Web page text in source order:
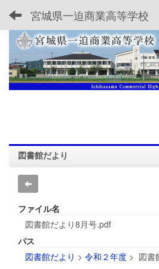
宮城県一迫商業高等学校
図書館だより
ファイル名
図書館だより8月号.pdf
パス
図書館だより > 令和２年度 > 図書